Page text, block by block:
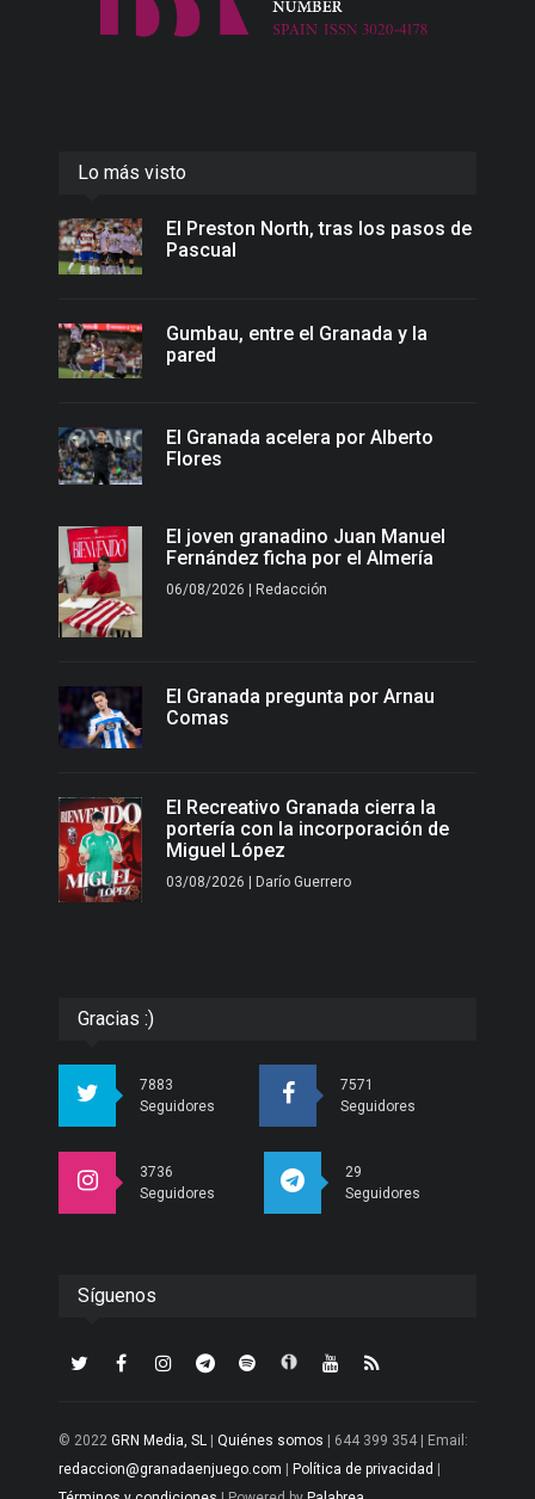
Lo más visto
El Preston North, tras los pasos de
Pascual
Gumbau, entre el Granada y la
pared
El Granada acelera por Alberto
Flores
El joven granadino Juan Manuel
Fernández ficha por el Almería
06/08/2026 | Redacción
El Granada pregunta por Arnau
Comas
El Recreativo Granada cierra la
portería con la incorporación de
Miguel López
03/08/2026 | Darío Guerrero
Gracias :)
7883
Seguidores
7571
Seguidores
3736
Seguidores
29
Seguidores
Síguenos
© 2022 GRN Media, SL | Quiénes somos | 644 399 354 | Email:
redaccion@granadaenjuego.com | Política de privacidad |